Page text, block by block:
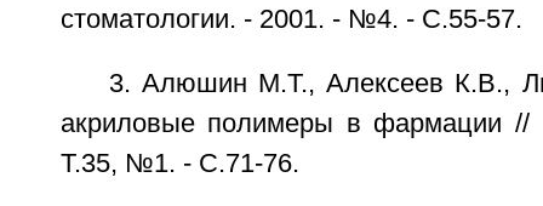
стоматологии. - 2001. - №4. - С.55-57.
3. Алюшин М.Т., Алексеев К.В.,
акриловые полимеры в фармации
Т.35, №1. - C.71-76.